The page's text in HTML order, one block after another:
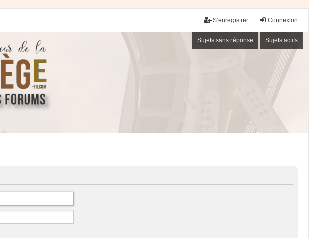
Connexion
S’enregistrer
Sujets sans réponse Sujets actifs